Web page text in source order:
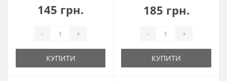
145 грн.
- +
КУПИТИ
185 грн.
- +
КУПИТИ